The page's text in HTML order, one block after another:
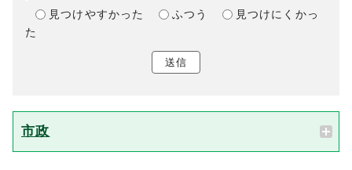
見つけやすかった
ふつう
見つけにくかっ
た
送信
市政